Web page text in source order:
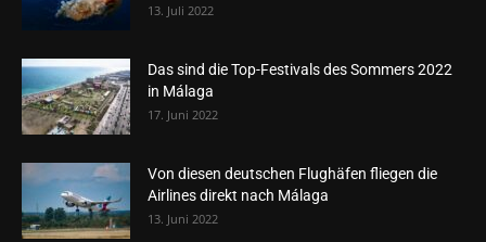
13. Juli 2022
Das sind die Top-Festivals des Sommers 2022
in Málaga
17. Juni 2022
Von diesen deutschen Flughäfen fliegen die
Airlines direkt nach Málaga
13. Juni 2022